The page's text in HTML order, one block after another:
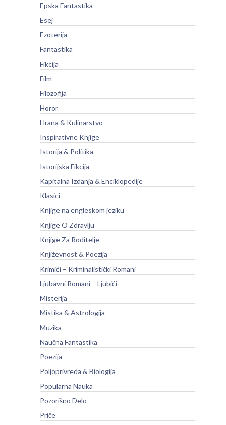
Epska Fantastika
Esej
Ezoterija
Fantastika
Fikcija
Film
Filozofija
Horor
Hrana & Kulinarstvo
Inspirativne Knjige
Istorija & Politika
Istorijska Fikcija
Kapitalna Izdanja & Enciklopedije
Klasici
Knjige na engleskom jeziku
Knjige O Zdravlju
Knjige Za Roditelje
Književnost & Poezija
Krimići – Kriminalistički Romani
Ljubavni Romani – Ljubići
Misterija
Mistika & Astrologija
Muzika
Naučna Fantastika
Poezija
Poljoprivreda & Biologija
Popularna Nauka
Pozorišno Delo
Priče